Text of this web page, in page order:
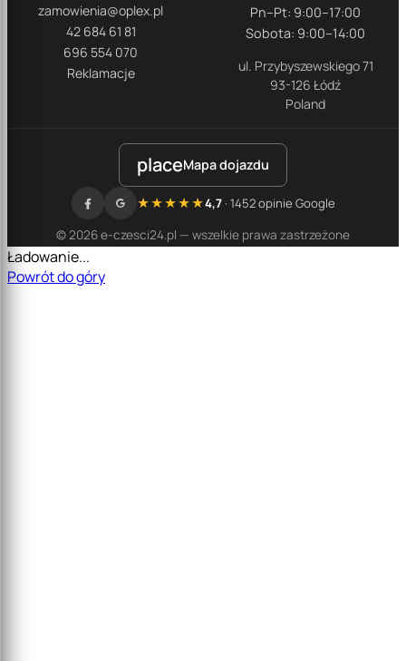
zamowienia@oplex.pl
42 684 61 81
696 554 070
Reklamacje
Pn–Pt: 9:00–17:00
Sobota: 9:00–14:00
ul. Przybyszewskiego 71
93-126 Łódź
Poland
placeMapa dojazdu
© 2026 e-czesci24.pl — wszelkie prawa zastrzeżone
★★★★★4,7· 1452 opinie Google
Ładowanie...
Powrót do góry